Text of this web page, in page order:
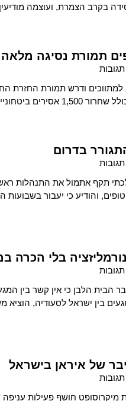
בקרב הצמרת, ועוצמה
תמורת נסיגה מלאה
תגובות
למתווכים ודרש תמורת החזרת
אסירים ביטחוניים
בדרום
תגובות
תקף אתמול את התנהלות
והודיע כי יעבור בשבועות
בלי הכרה
תגובות
הבית הלבן כי אין קשר בין
בין ישראל לסעודיה, הוציא
של איראן בישראל
תגובות
חושף פעילות